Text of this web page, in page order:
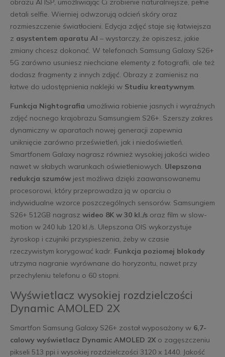
obrazu AI ISP, umożliwiając Ci zrobienie naturalniejsze, pełne
detali selfie. Wierniej odwzorują odcień skóry oraz
rozmieszczenie światłocieni. Edycja zdjęć staje się łatwiejsza
z asystentem aparatu AI – wystarczy, że opiszesz, jakie
zmiany chcesz dokonać. W telefonach Samsung Galaxy S26+
5G zarówno usuniesz niechciane elementy z fotografii, ale też
dodasz fragmenty z innych zdjęć. Obrazy z zamienisz na
łatwe do udostępnienia naklejki w Studiu kreatywnym.
Funkcja Nightografia umożliwia robienie jasnych i wyraźnych
zdjęć nocnego krajobrazu Samsungiem S26+. Szerszy zakres
dynamiczny w aparatach nowej generacji zapewnia
uniknięcie zarówno prześwietleń, jak i niedoświetleń.
Smartfonem Galaxy nagrasz również wysokiej jakości wideo
nawet w słabych warunkach oświetleniowych. Ulepszona
redukcja szumówjest możliwa dzięki zaawansowanemu
procesorowi, który przeprowadza ją w oparciu o
indywidualne wzorce poszczególnych sensorów. Samsungiem
S26+ 512GB nagrasz wideo 8K w 30 kl./soraz film w slow-
motion w 240 lub 120 kl./s. Ulepszona OIS wykorzystuje
żyroskop i czujniki przyspieszenia, żeby w czasie
rzeczywistym korygować kadr. Funkcja poziomej blokady
utrzyma nagranie wyrównane do horyzontu, nawet przy
przechyleniu telefonu o 60 stopni.
Wyświetlacz wysokiej rozdzielczości
Dynamic AMOLED 2X
Smartfon Samsung Galaxy S26+ został wyposażony w 6,7-
calowy wyświetlacz Dynamic AMOLED 2Xo zagęszczeniu
pikseli 513 ppi i wysokiej rozdzielczości 3120 x 1440. Jakość